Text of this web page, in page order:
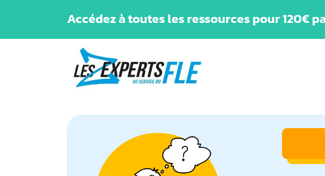
Accédez à toutes les ressources pour 120€